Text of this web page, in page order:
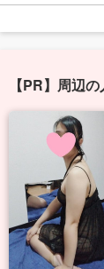
【PR】周辺